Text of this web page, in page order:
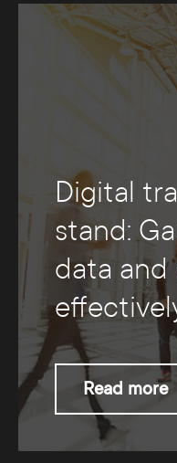
Digital
stand:
data and
Read more